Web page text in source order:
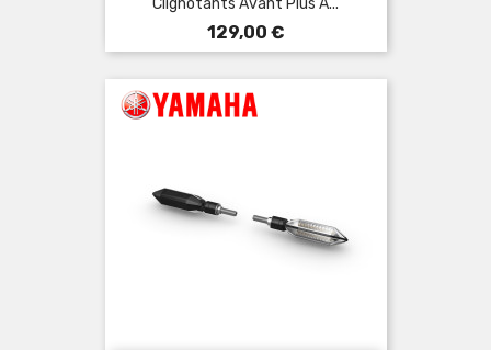
Prix
129,00 €